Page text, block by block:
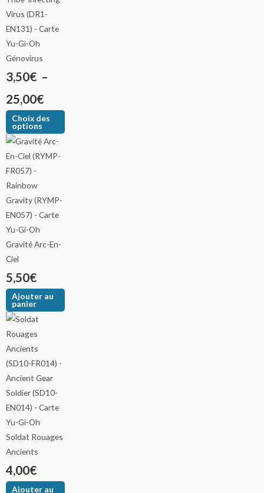
Génovirus
3,50€ –
25,00€
Choix des
options
Gravité Arc-En-
Ciel
5,50€
Ajouter au
panier
Soldat Rouages
Ancients
4,00€
Ajouter au